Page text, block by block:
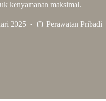
kenyamanan maksimal.
2025 Perawatan Pribadi